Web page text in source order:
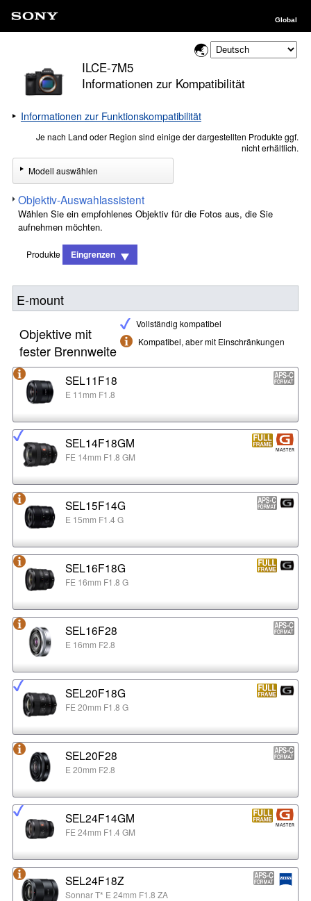
Global
ILCE-7M5
Informationen zur Kompatibilität
Informationen zur Funktionskompatibilität
Je nach Land oder Region sind einige der dargestellten Produkte ggf.
nicht erhältlich.
Modell auswählen
Objektiv-Auswahlassistent
Wählen Sie ein empfohlenes Objektiv für die Fotos aus, die Sie
aufnehmen möchten.
Produkte Eingrenzen
E-mount
Vollständig kompatibel
Kompatibel, aber mit Einschränkungen
Objektive mit
fester Brennweite
SEL11F18
E 11mm F1.8
SEL14F18GM
FE 14mm F1.8 GM
SEL15F14G
E 15mm F1.4 G
SEL16F18G
FE 16mm F1.8 G
SEL16F28
E 16mm F2.8
SEL20F18G
FE 20mm F1.8 G
SEL20F28
E 20mm F2.8
SEL24F14GM
FE 24mm F1.4 GM
SEL24F18Z
Sonnar T* E 24mm F1.8 ZA